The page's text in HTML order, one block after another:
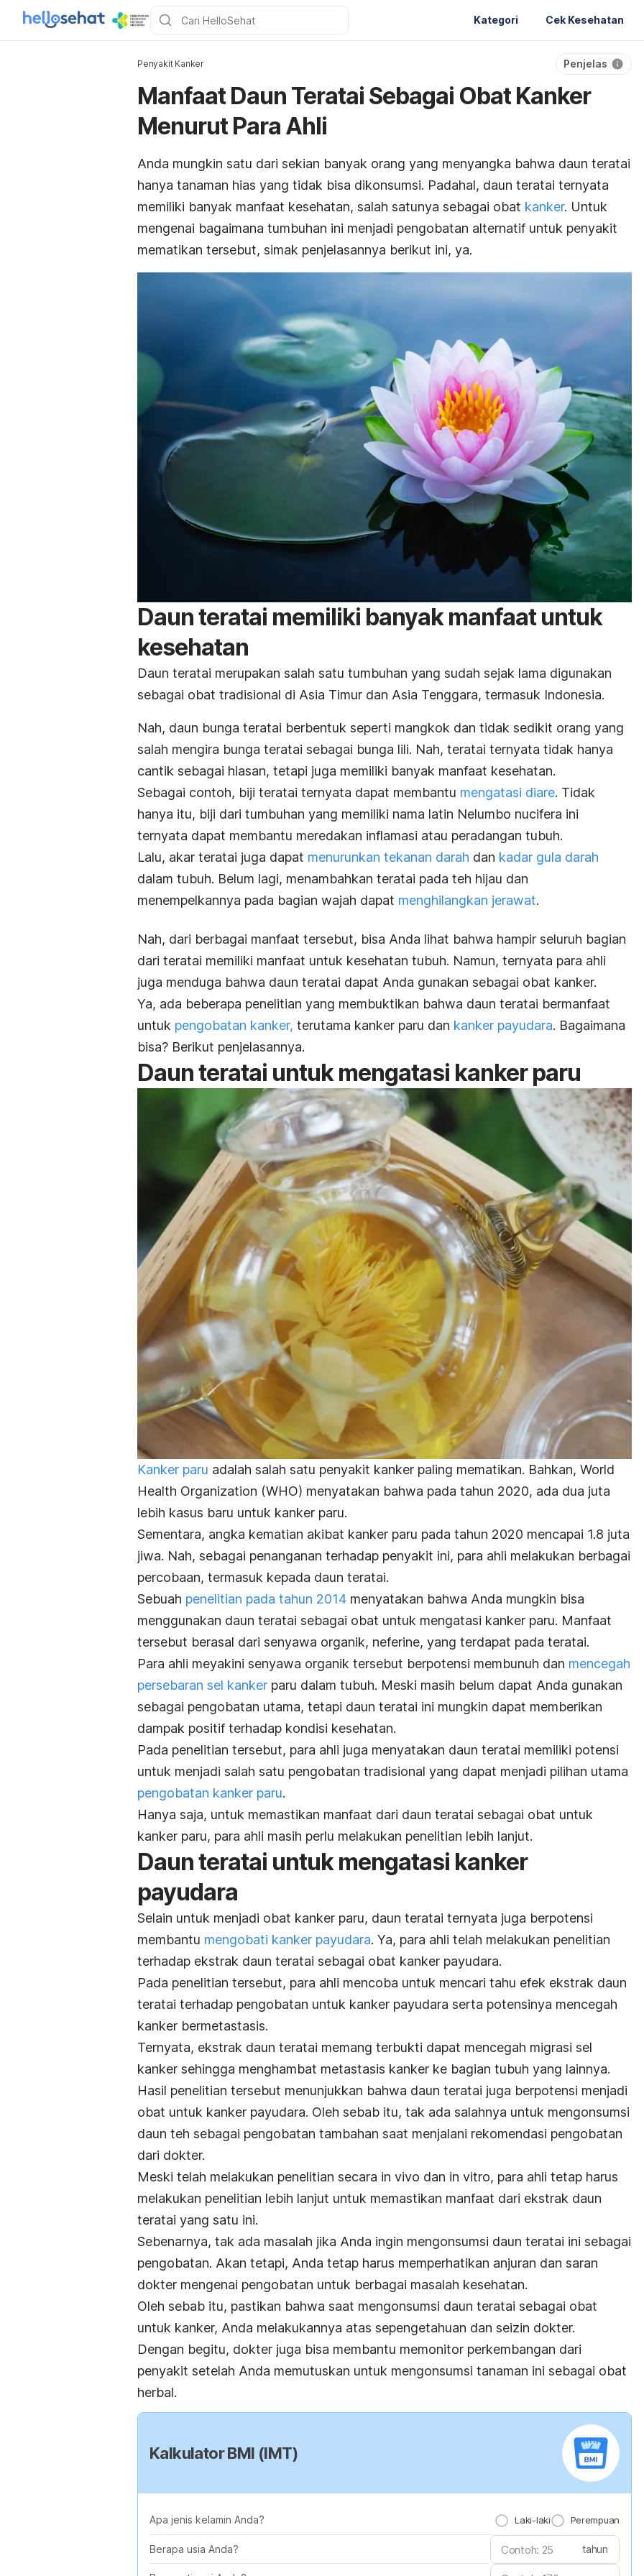
Kategori Cek Kesehatan
Penyakit Kanker Penjelas
Manfaat Daun Teratai Sebagai Obat Kanker
Menurut Para Ahli
Anda mungkin satu dari sekian banyak orang yang menyangka bahwa daun teratai
hanya tanaman hias yang tidak bisa dikonsumsi. Padahal, daun teratai ternyata
memiliki banyak manfaat kesehatan, salah satunya sebagai obat kanker. Untuk
mengenai bagaimana tumbuhan ini menjadi pengobatan alternatif untuk penyakit
mematikan tersebut, simak penjelasannya berikut ini, ya.
Daun teratai memiliki banyak manfaat untuk
kesehatan
Daun teratai merupakan salah satu tumbuhan yang sudah sejak lama digunakan
sebagai obat tradisional di Asia Timur dan Asia Tenggara, termasuk Indonesia.
Nah, daun bunga teratai berbentuk seperti mangkok dan tidak sedikit orang yang
salah mengira bunga teratai sebagai bunga lili. Nah, teratai ternyata tidak hanya
cantik sebagai hiasan, tetapi juga memiliki banyak manfaat kesehatan.
Sebagai contoh, biji teratai ternyata dapat membantu mengatasi diare. Tidak
hanya itu, biji dari tumbuhan yang memiliki nama latin Nelumbo nucifera ini
ternyata dapat membantu meredakan inflamasi atau peradangan tubuh.
Lalu, akar teratai juga dapat menurunkan tekanan darah dan kadar gula darah
dalam tubuh. Belum lagi, menambahkan teratai pada teh hijau dan
menempelkannya pada bagian wajah dapat menghilangkan jerawat.
Nah, dari berbagai manfaat tersebut, bisa Anda lihat bahwa hampir seluruh bagian
dari teratai memiliki manfaat untuk kesehatan tubuh. Namun, ternyata para ahli
juga menduga bahwa daun teratai dapat Anda gunakan sebagai obat kanker.
Ya, ada beberapa penelitian yang membuktikan bahwa daun teratai bermanfaat
untuk pengobatan kanker, terutama kanker paru dan kanker payudara. Bagaimana
bisa? Berikut penjelasannya.
Daun teratai untuk mengatasi kanker paru
Kanker paru adalah salah satu penyakit kanker paling mematikan. Bahkan, World
Health Organization (WHO) menyatakan bahwa pada tahun 2020, ada dua juta
lebih kasus baru untuk kanker paru.
Sementara, angka kematian akibat kanker paru pada tahun 2020 mencapai 1.8 juta
jiwa. Nah, sebagai penanganan terhadap penyakit ini, para ahli melakukan berbagai
percobaan, termasuk kepada daun teratai.
Sebuah penelitian pada tahun 2014 menyatakan bahwa Anda mungkin bisa
menggunakan daun teratai sebagai obat untuk mengatasi kanker paru. Manfaat
tersebut berasal dari senyawa organik, neferine, yang terdapat pada teratai.
Para ahli meyakini senyawa organik tersebut berpotensi membunuh dan mencegah
persebaran sel kanker paru dalam tubuh. Meski masih belum dapat Anda gunakan
sebagai pengobatan utama, tetapi daun teratai ini mungkin dapat memberikan
dampak positif terhadap kondisi kesehatan.
Pada penelitian tersebut, para ahli juga menyatakan daun teratai memiliki potensi
untuk menjadi salah satu pengobatan tradisional yang dapat menjadi pilihan utama
pengobatan kanker paru.
Hanya saja, untuk memastikan manfaat dari daun teratai sebagai obat untuk
kanker paru, para ahli masih perlu melakukan penelitian lebih lanjut.
Daun teratai untuk mengatasi kanker
payudara
Selain untuk menjadi obat kanker paru, daun teratai ternyata juga berpotensi
membantu mengobati kanker payudara. Ya, para ahli telah melakukan penelitian
terhadap ekstrak daun teratai sebagai obat kanker payudara.
Pada penelitian tersebut, para ahli mencoba untuk mencari tahu efek ekstrak daun
teratai terhadap pengobatan untuk kanker payudara serta potensinya mencegah
kanker bermetastasis.
Ternyata, ekstrak daun teratai memang terbukti dapat mencegah migrasi sel
kanker sehingga menghambat metastasis kanker ke bagian tubuh yang lainnya.
Hasil penelitian tersebut menunjukkan bahwa daun teratai juga berpotensi menjadi
obat untuk kanker payudara. Oleh sebab itu, tak ada salahnya untuk mengonsumsi
daun teh sebagai pengobatan tambahan saat menjalani rekomendasi pengobatan
dari dokter.
Meski telah melakukan penelitian secara in vivo dan in vitro, para ahli tetap harus
melakukan penelitian lebih lanjut untuk memastikan manfaat dari ekstrak daun
teratai yang satu ini.
Sebenarnya, tak ada masalah jika Anda ingin mengonsumsi daun teratai ini sebagai
pengobatan. Akan tetapi, Anda tetap harus memperhatikan anjuran dan saran
dokter mengenai pengobatan untuk berbagai masalah kesehatan.
Oleh sebab itu, pastikan bahwa saat mengonsumsi daun teratai sebagai obat
untuk kanker, Anda melakukannya atas sepengetahuan dan seizin dokter.
Dengan begitu, dokter juga bisa membantu memonitor perkembangan dari
penyakit setelah Anda memutuskan untuk mengonsumsi tanaman ini sebagai obat
herbal.
Kalkulator BMI (IMT)
Apa jenis kelamin Anda? Laki-laki Perempuan
Berapa usia Anda? tahun